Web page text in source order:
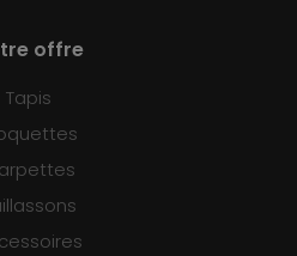
offre
Tapis